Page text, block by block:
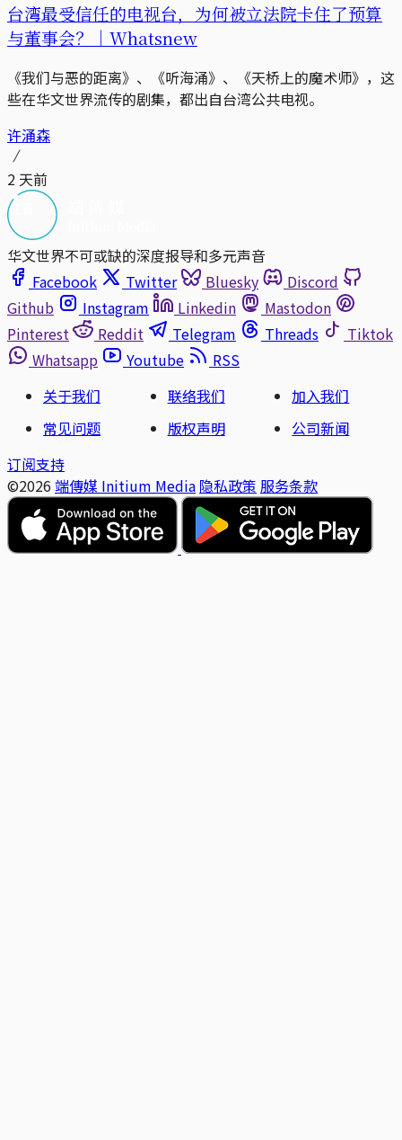
台湾最受信任的电视台，为何被立法院卡住了预算
与董事会？｜Whatsnew
《我们与恶的距离》、《听海涌》、《天桥上的魔术师》，这
些在华文世界流传的剧集，都出自台湾公共电视。
许涌森
2 天前
华文世界不可或缺的深度报导和多元声音
Facebook
Twitter Bluesky
Discord
Github
Instagram Linkedin
Mastodon
Pinterest
Reddit Telegram Threads
Tiktok
Whatsapp
Youtube
RSS
关于我们
联络我们
加入我们
常见问题
版权声明
公司新闻
订阅支持
©2026 端傳媒 Initium Media 隐私政策 服务条款